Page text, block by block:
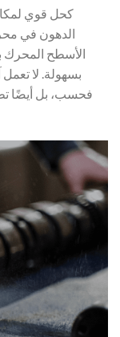
الدهون في
بسهولة. لا تعمل
فحسب، بل أيضًا